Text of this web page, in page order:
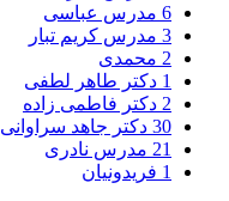
6 مدرس عباسی
3 مدرس کریم تبار
2 محمدی
1 دکتر طاهر لطفی
2 دکتر فاطمی زاده
30 دکتر جاهد سراوانی
21 مدرس نادری
1 فریدونیان